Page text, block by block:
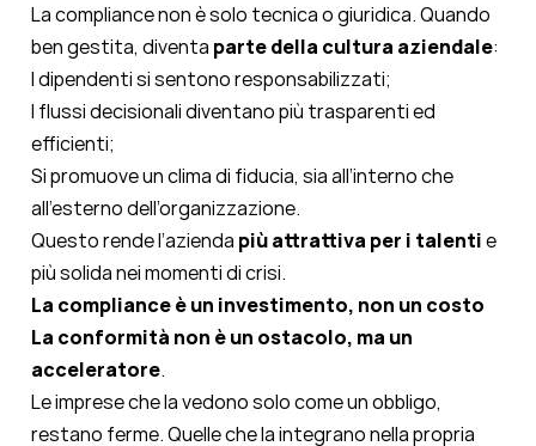
La compliance non è solo tecnica o giuridica. Quando
ben gestita, diventa parte della cultura aziendale:
I dipendenti si sentono responsabilizzati;
I flussi decisionali diventano più trasparenti ed
efficienti;
Si promuove un clima di fiducia, sia all’interno che
all’esterno dell’organizzazione.
Questo rende l’azienda più attrattiva per i talentie
più solida nei momenti di crisi.
La compliance è un investimento, non un costo
La conformità non è un ostacolo, ma un
acceleratore.
Le imprese che la vedono solo come un obbligo,
restano ferme. Quelle che la integrano nella propria